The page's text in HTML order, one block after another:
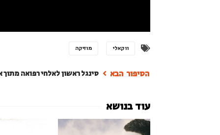
ווקאלי מוזיקה
סינגל ראשון לאלחי רפואה